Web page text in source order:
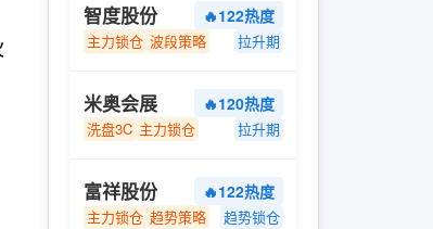
智度股份 🔥122热度
主力锁仓 波段策略 拉升期
米奥会展 🔥120热度
洗盘3C 主力锁仓 拉升期
富祥股份 🔥122热度
主力锁仓 趋势策略 趋势锁仓